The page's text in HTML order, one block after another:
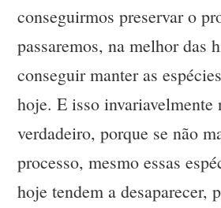
conseguirmos preservar o
passaremos, na melhor das
conseguir manter as
hoje. E isso invariavelmente
verdadeiro, porque se não
processo, mesmo essas
hoje tendem a desaparecer,